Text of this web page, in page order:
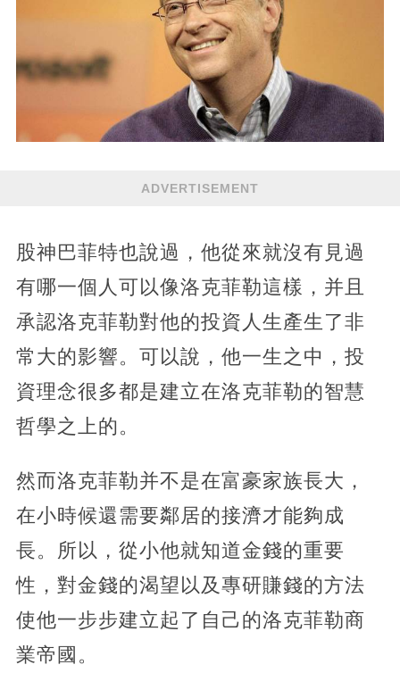
ADVERTISEMENT
股神巴菲特也說過，他從來就沒有見過
有哪一個人可以像洛克菲勒這樣，并且
承認洛克菲勒對他的投資人生產生了非
常大的影響。可以說，他一生之中，投
資理念很多都是建立在洛克菲勒的智慧
哲學之上的。
然而洛克菲勒并不是在富豪家族長大，
在小時候還需要鄰居的接濟才能夠成
長。所以，從小他就知道金錢的重要
性，對金錢的渴望以及專研賺錢的方法
使他一步步建立起了自己的洛克菲勒商
業帝國。